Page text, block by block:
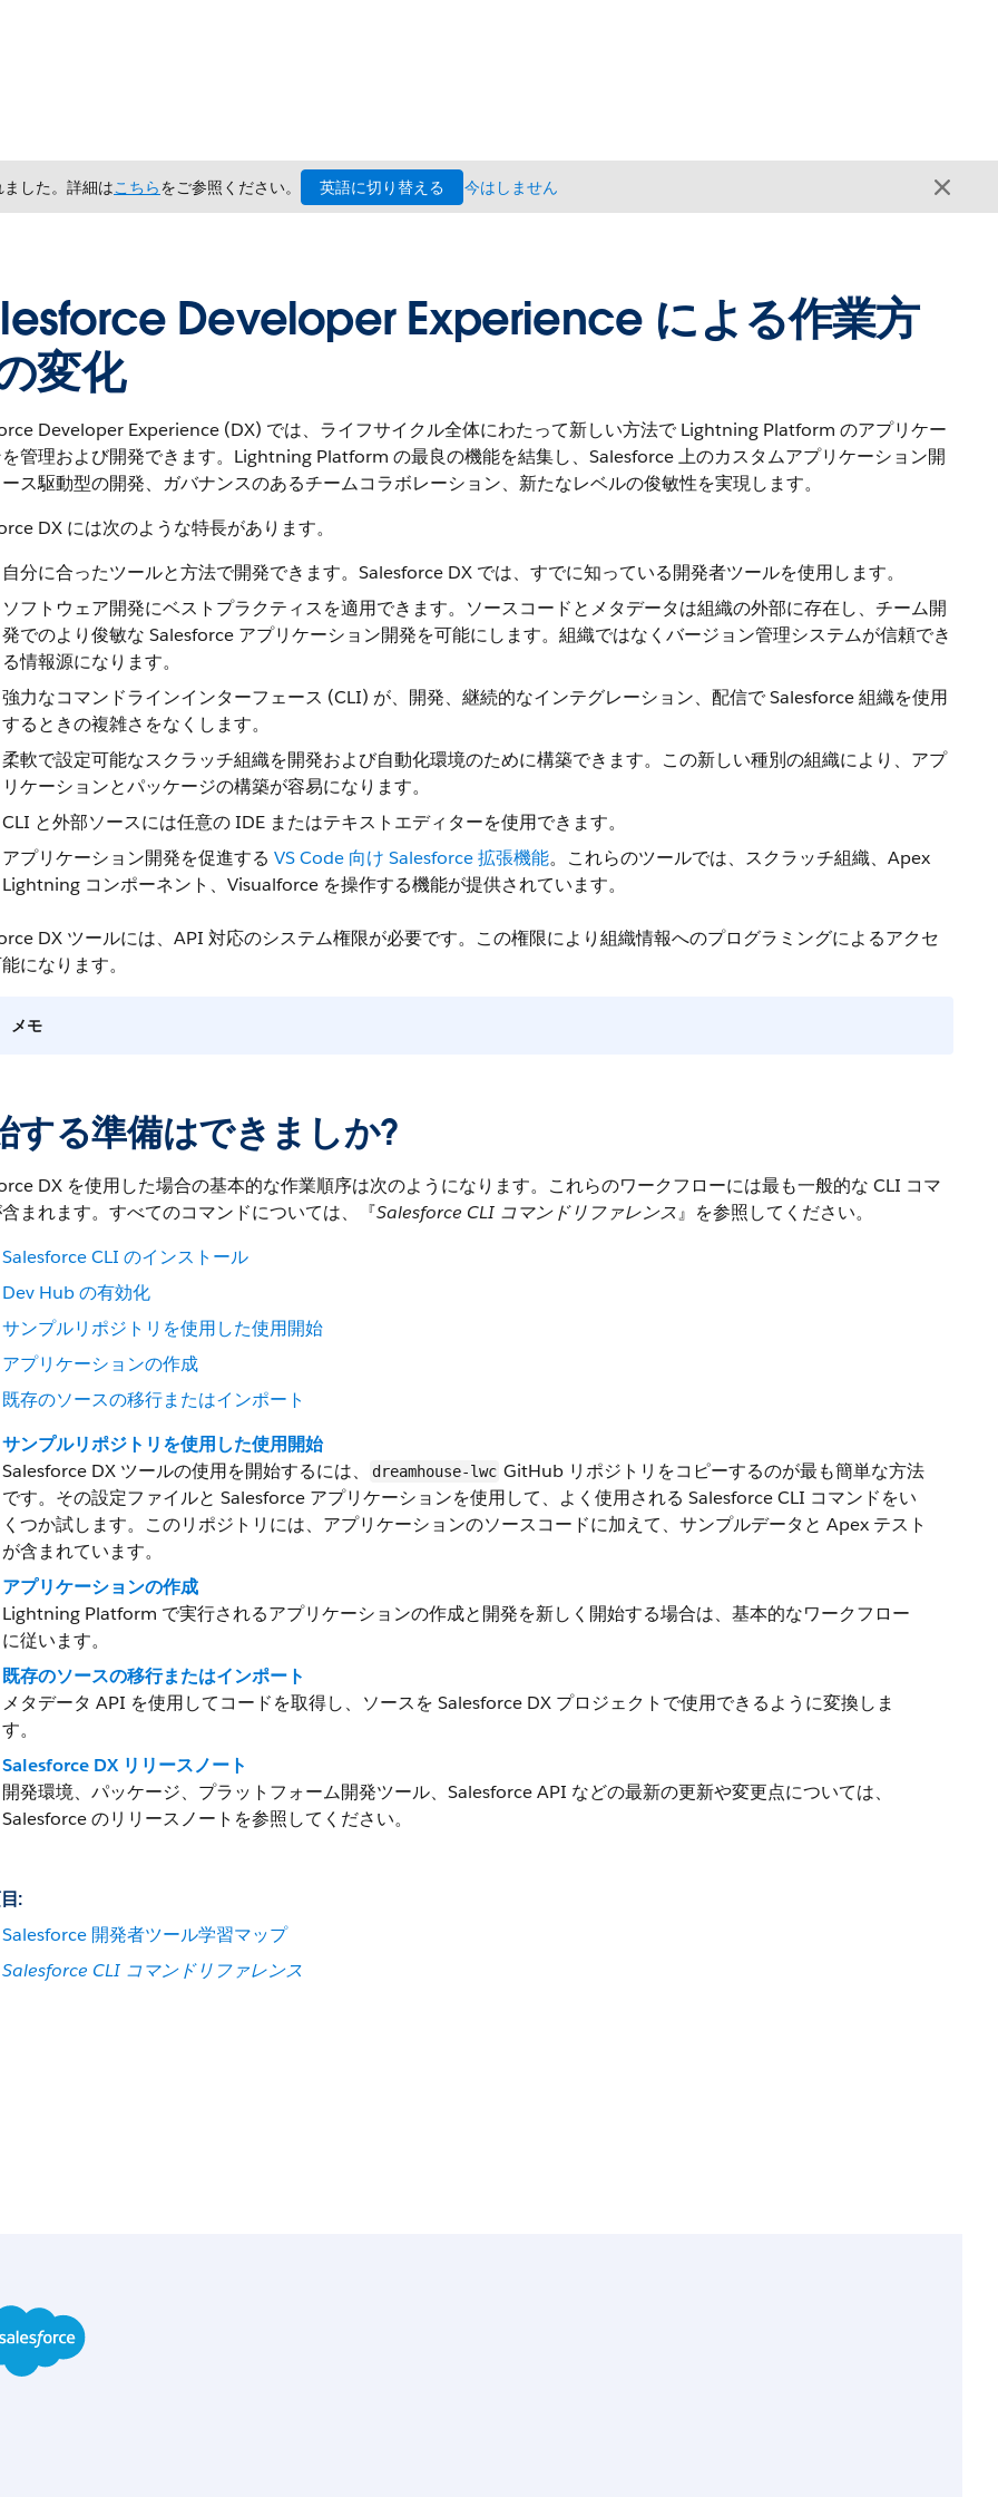
した。詳細はこちらをご参照ください。 英語に切り替える 今はしません
Developer Experience による作業方
変化
Developer Experience (DX) では、ライフサイクル全体にわたって新しい方法で Lightning Platform のアプリケー
管理および開発できます。Lightning Platform の最良の機能を結集し、Salesforce 上のカスタムアプリケーション開
ス駆動型の開発、ガバナンスのあるチームコラボレーション、新たなレベルの俊敏性を実現します。
DX には次のような特長があります。
自分に合ったツールと方法で開発できます。Salesforce DX では、すでに知っている開発者ツールを使用します。
ソフトウェア開発にベストプラクティスを適用できます。ソースコードとメタデータは組織の外部に存在し、チーム開
発でのより俊敏な Salesforce アプリケーション開発を可能にします。組織ではなくバージョン管理システムが信頼でき
る情報源になります。
強力なコマンドラインインターフェース (CLI) が、開発、継続的なインテグレーション、配信で Salesforce 組織を使用
するときの複雑さをなくします。
柔軟で設定可能なスクラッチ組織を開発および自動化環境のために構築できます。この新しい種別の組織により、アプ
リケーションとパッケージの構築が容易になります。
CLI と外部ソースには任意の IDE またはテキストエディターを使用できます。
アプリケーション開発を促進する VS Code 向け Salesforce 拡張機能。これらのツールでは、スクラッチ組織、Apex
Lightning コンポーネント、Visualforce を操作する機能が提供されています。
DX ツールには、API 対応のシステム権限が必要です。この権限により組織情報へのプログラミングによるアクセ
になります。
メモ
する準備はできましか?
DX を使用した場合の基本的な作業順序は次のようになります。これらのワークフローには最も一般的な CLI コマ
まれます。すべてのコマンドについては、『Salesforce CLI コマンドリファレンス』を参照してください。
Salesforce CLI のインストール
Dev Hub の有効化
サンプルリポジトリを使用した使用開始
アプリケーションの作成
既存のソースの移行またはインポート
サンプルリポジトリを使用した使用開始
Salesforce DX ツールの使用を開始するには、
dreamhouse-lwc GitHub リポジトリをコピーするのが最も簡単な方法
です。その設定ファイルと Salesforce アプリケーションを使用して、よく使用される Salesforce CLI コマンドをい
くつか試します。このリポジトリには、アプリケーションのソースコードに加えて、サンプルデータと Apex テスト
が含まれています。
アプリケーションの作成
Lightning Platform で実行されるアプリケーションの作成と開発を新しく開始する場合は、基本的なワークフロー
に従います。
既存のソースの移行またはインポート
メタデータ API を使用してコードを取得し、ソースを Salesforce DX プロジェクトで使用できるように変換しま
す。
Salesforce DX リリースノート
開発環境、パッケージ、プラットフォーム開発ツール、Salesforce API などの最新の更新や変更点については、
Salesforce のリリースノートを参照してください。
:
Salesforce 開発者ツール学習マップ
Salesforce CLI コマンドリファレンス